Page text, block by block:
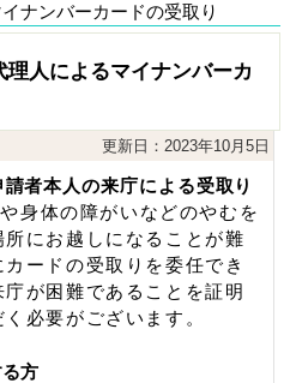
ナンバーカードの受取り
人によるマイナンバーカ
更新日：2023年10月5日
請者本人の来庁による受取り
身体の障がいなどのやむを
にお越しになることが難
ードの受取りを委任でき
が困難であることを証明
必要がございます。
方